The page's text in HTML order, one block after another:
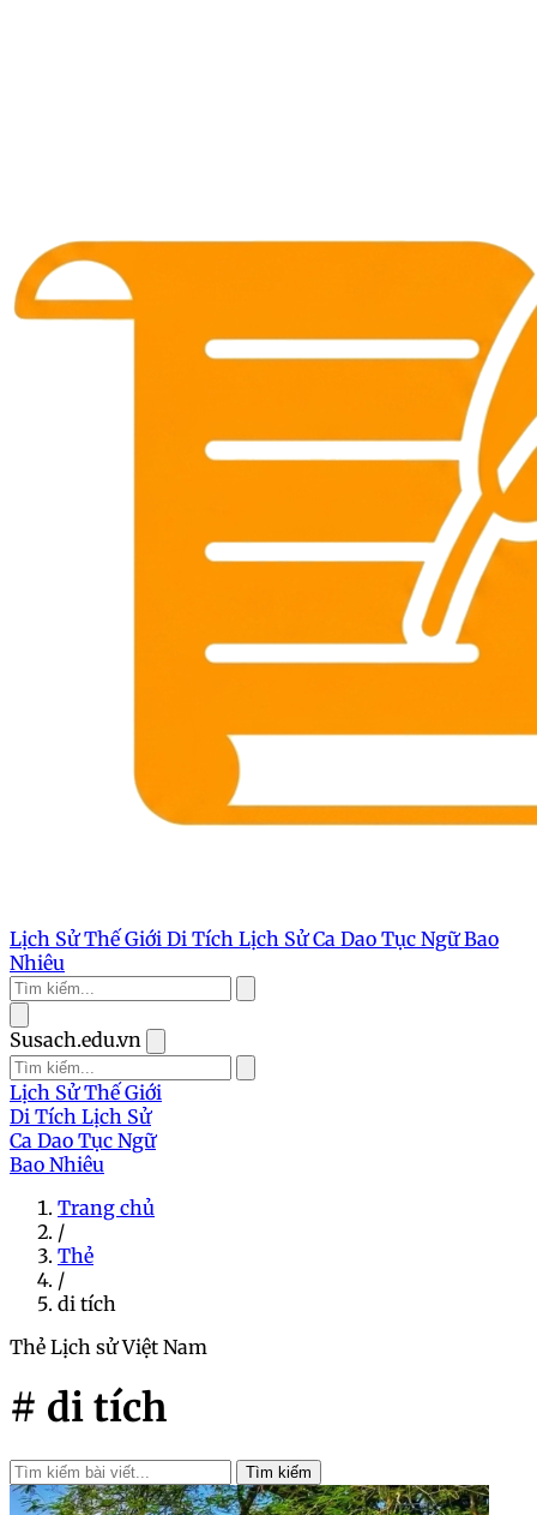
Lịch Sử Thế Giới Di Tích Lịch SửCa Dao Tục NgữBao
Nhiêu
Susach.edu.vn
Lịch Sử Thế Giới
Di Tích Lịch Sử
Ca Dao Tục Ngữ
Bao Nhiêu
Trang chủ
/
Thẻ
/
di tích
Thẻ Lịch sử Việt Nam
# di tích
Tìm kiếm